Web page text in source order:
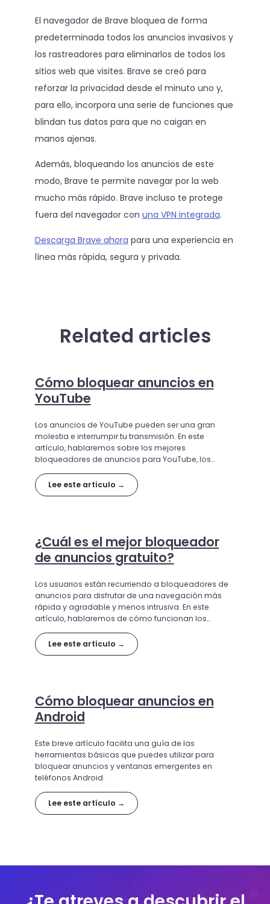
El navegador de Brave bloquea de forma
predeterminada todos los anuncios invasivos y
los rastreadores para eliminarlos de todos los
sitios web que visites. Brave se creó para
reforzar la privacidad desde el minuto uno y,
para ello, incorpora una serie de funciones que
blindan tus datos para que no caigan en
manos ajenas.
Además, bloqueando los anuncios de este
modo, Brave te permite navegar por la web
mucho más rápido. Brave incluso te protege
fuera del navegador con una VPN integrada.
Descarga Brave ahora para una experiencia en
línea más rápida, segura y privada.
Related articles
Cómo bloquear anuncios en
YouTube
Los anuncios de YouTube pueden ser una gran
molestia e interrumpir tu transmisión. En este
artículo, hablaremos sobre los mejores
bloqueadores de anuncios para YouTube, los
disponibles para brindarte una experiencia en
YouTube más limpia, rápida y menos intrusiva.
Lee este artículo →
¿Cuál es el mejor bloqueador
de anuncios gratuito?
Los usuarios están recurriendo a bloqueadores de
anuncios para disfrutar de una navegación más
rápida y agradable y menos intrusiva. En este
artículo, hablaremos de cómo funcionan los
cuáles son las mejores opciones disponibles.
Lee este artículo →
Cómo bloquear anuncios en
Android
Este breve artículo facilita una guía de las
herramientas básicas que puedes utilizar para
bloquear anuncios y ventanas emergentes en
teléfonos Android.
Lee este artículo →